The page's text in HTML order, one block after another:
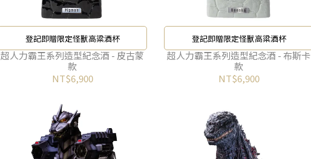
登記即贈限定怪獸高粱酒杯
超人力霸王系列造型紀念酒 - 皮古蒙
款
NT$6,900
登記即贈限定怪獸高粱酒杯
超人力霸王系列造型紀念酒 - 布斯卡
款
NT$6,900